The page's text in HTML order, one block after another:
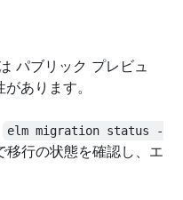
パブリック プレビュ
あります。
elm migration status -
移行の状態を確認し、エ